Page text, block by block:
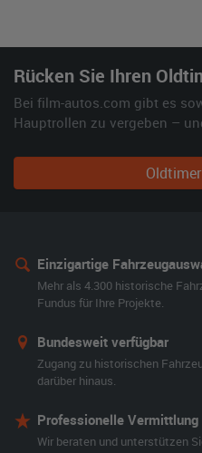
Rücken Sie Ihren
Bei film-autos.com gibt es
Hauptrollen zu vergeben –
Einzigartige
Mehr als 4.300 historische
Fundus für Ihre Projekte.
Bundesweit verfügbar
Zugang zu historischen
darüber hinaus.
Professionelle Vermittlung
Wir beraten und unterstützen